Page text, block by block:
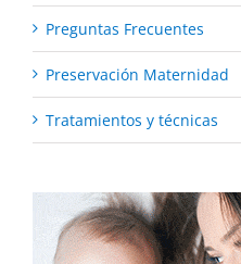
Preguntas Frecuentes
Preservación Maternidad
Tratamientos y técnicas